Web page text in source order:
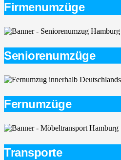
Firmenumzüge
Seniorenumzüge
Fernumzüge
Transporte